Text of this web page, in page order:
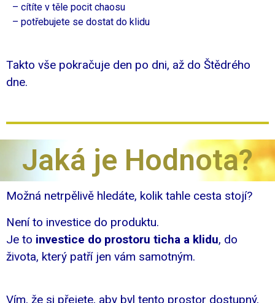
– cítíte v těle pocit chaosu
– potřebujete se dostat do klidu
Takto vše pokračuje den po dni, až do Štědrého
dne.
Jaká je Hodnota?
Možná netrpělivě hledáte, kolik tahle cesta stojí?
Není to investice do produktu.
Je to investice do prostoru ticha a klidu, do
života, který patří jen vám samotným.
Vím, že si přejete, aby byl tento prostor dostupný,